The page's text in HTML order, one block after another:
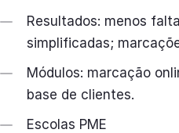
Resultados: menos
simplificadas;
Módulos: marcação
base de clientes.
Escolas PME